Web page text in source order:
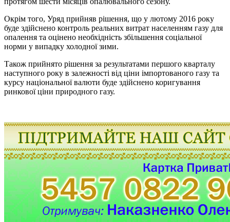
Окрім того, Уряд прийняв рішення, що у лютому 2016 року
буде здійснено контроль реальних витрат населенням газу для
опалення та оцінено необхідність збільшення соціальної
норми у випадку холодної зими.
Також прийнято рішення за результатами першого кварталу
наступного року в залежності від ціни імпортованого газу та
курсу національної валюти буде здійснено коригування
ринкової ціни природного газу.